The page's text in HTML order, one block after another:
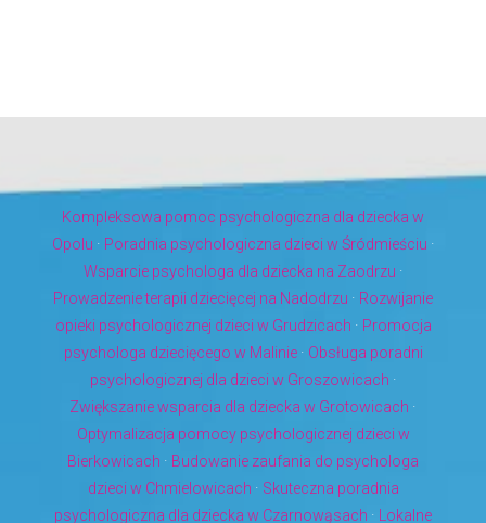
Kompleksowa pomoc psychologiczna dla dziecka w
Opolu · Poradnia psychologiczna dzieci w Śródmieściu ·
Wsparcie psychologa dla dziecka na Zaodrzu ·
Prowadzenie terapii dziecięcej na Nadodrzu · Rozwijanie
opieki psychologicznej dzieci w Grudzicach · Promocja
psychologa dziecięcego w Malinie· Obsługa poradni
psychologicznej dla dzieci w Groszowicach ·
Zwiększanie wsparcia dla dziecka w Grotowicach ·
Optymalizacja pomocy psychologicznej dzieci w
Bierkowicach · Budowanie zaufania do psychologa
dzieci w Chmielowicach · Skuteczna poradnia
psychologiczna dla dziecka w Czarnowąsach · Lokalne